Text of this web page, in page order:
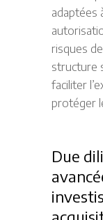
adaptées
risques
structure
faciliter
protéger
Due